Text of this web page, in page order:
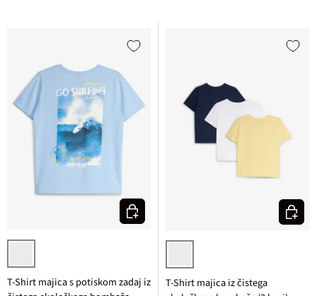
svetlo modra potiskana
T-Shirt majica s potiskom zadaj iz
Izberi varianto
temno modra + bela + pastelno
T-Shirt majica iz čistega
Izberi